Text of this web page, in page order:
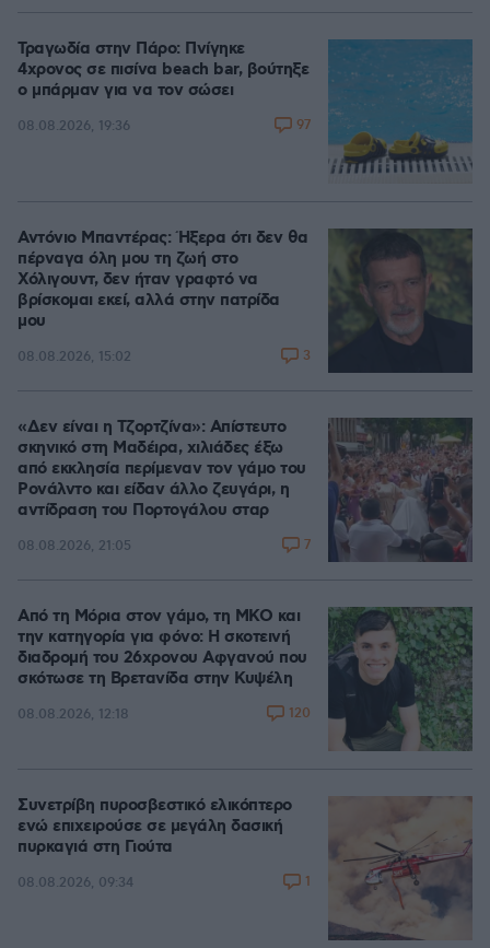
Τραγωδία στην Πάρο: Πνίγηκε
4χρονος σε πισίνα beach bar, βούτηξε
ο μπάρμαν για να τον σώσει
08.08.2026, 19:36 97
Αντόνιο Μπαντέρας: Ήξερα ότι δεν θα
πέρναγα όλη μου τη ζωή στο
Χόλιγουντ, δεν ήταν γραφτό να
βρίσκομαι εκεί, αλλά στην πατρίδα
μου
08.08.2026, 15:02 3
«Δεν είναι η Τζορτζίνα»: Απίστευτο
σκηνικό στη Μαδέιρα, χιλιάδες έξω
από εκκλησία περίμεναν τον γάμο του
Ρονάλντο και είδαν άλλο ζευγάρι, η
αντίδραση του Πορτογάλου σταρ
08.08.2026, 21:05 7
Από τη Μόρια στον γάμο, τη ΜΚΟ και
την κατηγορία για φόνο: Η σκοτεινή
διαδρομή του 26χρονου Αφγανού που
σκότωσε τη Βρετανίδα στην Κυψέλη
08.08.2026, 12:18 120
Συνετρίβη πυροσβεστικό ελικόπτερο
ενώ επιχειρούσε σε μεγάλη δασική
πυρκαγιά στη Γιούτα
08.08.2026, 09:34 1